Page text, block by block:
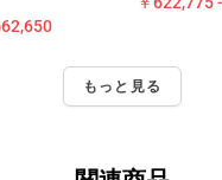
もっと見る